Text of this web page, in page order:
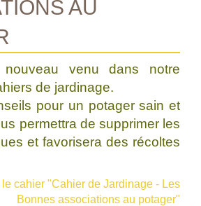
AU
nouveau venu dans notre
de jardinage.
pour un potager sain et
permettra de supprimer les
et favorisera des récoltes
cahier "Cahier de Jardinage - Les
Bonnes associations au potager"